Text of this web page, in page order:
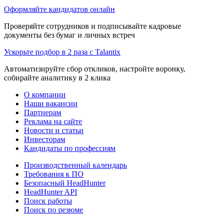
Оформляйте кандидатов онлайн
Проверяйте сотрудников и подписывайте кадровые
документы без бумаг и личных встреч
Ускорьте подбор в 2 раза с Talantix
Автоматизируйте сбор откликов, настройте воронку,
собирайте аналитику в 2 клика
О компании
Наши вакансии
Партнерам
Реклама на сайте
Новости и статьи
Инвесторам
Кандидаты по профессиям
Производственный календарь
Требования к ПО
Безопасный HeadHunter
HeadHunter API
Поиск работы
Поиск по резюме